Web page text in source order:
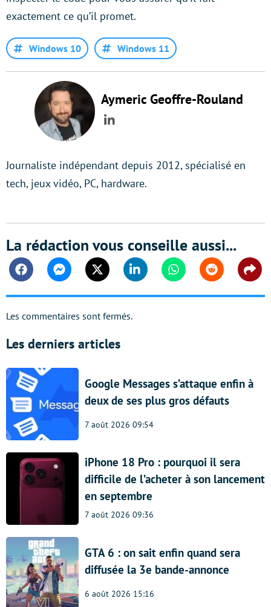
exactement ce qu’il promet.
Windows 10 Windows 11
Aymeric Geoffre-Rouland
LinkedIn
Journaliste indépendant depuis 2012, spécialisé en
tech, jeux vidéo, PC, hardware.
La rédaction vous conseille aussi...
FacebookMessengerTwitter Linkedin WhatsappReddit
Les commentaires sont fermés.
Les derniers articles
Google Messages s’attaque enfin à
deux de ses plus gros défauts
7 août 2026 09:54
iPhone 18 Pro : pourquoi il sera
difficile de l’acheter à son lancement
en septembre
7 août 2026 09:36
GTA 6 : on sait enfin quand sera
diffusée la 3e bande-annonce
6 août 2026 15:16